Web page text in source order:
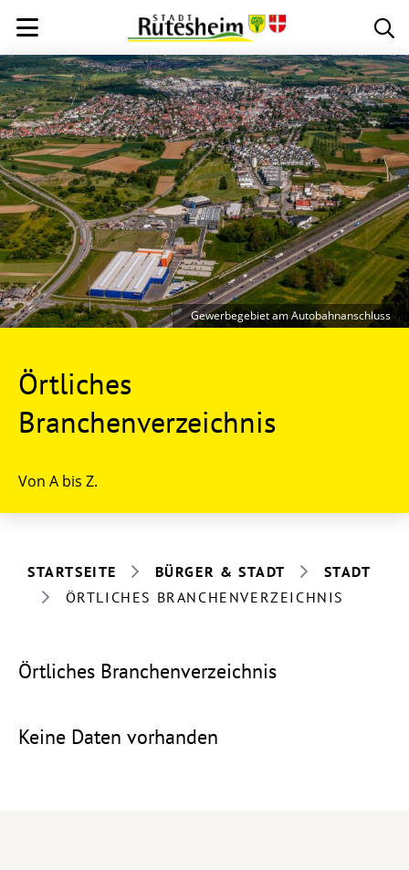
Örtliches
Branchenverzeichnis
Von A bis Z.
Gewerbegebiet am Autobahnanschluss
STARTSEITE BÜRGER & STADT
STADT
ÖRTLICHES BRANCHENVERZEICHNIS
Örtliches Branchenverzeichnis
Keine Daten vorhanden